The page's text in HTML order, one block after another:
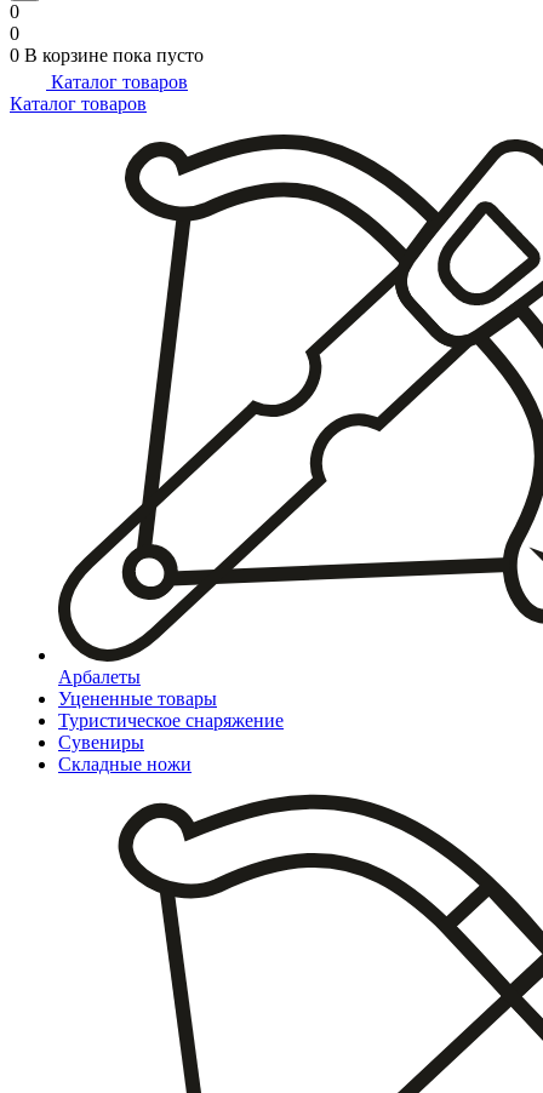
0
0
0 В корзине пока пусто
Каталог товаров
Каталог товаров
Арбалеты
Уцененные товары
Туристическое снаряжение
Сувениры
Складные ножи